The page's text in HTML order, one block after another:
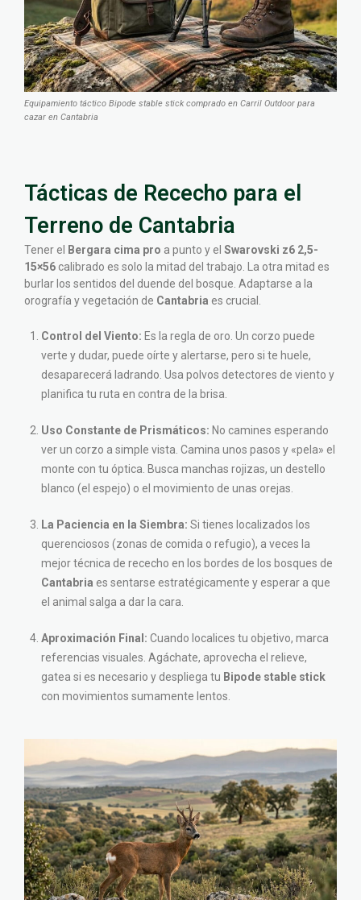
Equipamiento táctico Bipode stable stick comprado en Carril Outdoor para
cazar en Cantabria
Tácticas de Rececho para el
Terreno de Cantabria
Tener el Bergara cima pro a punto y el Swarovski z6 2,5-
15×56 calibrado es solo la mitad del trabajo. La otra mitad es
burlar los sentidos del duende del bosque. Adaptarse a la
orografía y vegetación de Cantabria es crucial.
Control del Viento: Es la regla de oro. Un corzo puede
verte y dudar, puede oírte y alertarse, pero si te huele,
desaparecerá ladrando. Usa polvos detectores de viento y
planifica tu ruta en contra de la brisa.
Uso Constante de Prismáticos: No camines esperando
ver un corzo a simple vista. Camina unos pasos y «pela» el
monte con tu óptica. Busca manchas rojizas, un destello
blanco (el espejo) o el movimiento de unas orejas.
La Paciencia en la Siembra: Si tienes localizados los
querenciosos (zonas de comida o refugio), a veces la
mejor técnica de rececho en los bordes de los bosques de
Cantabria es sentarse estratégicamente y esperar a que
el animal salga a dar la cara.
Aproximación Final: Cuando localices tu objetivo, marca
referencias visuales. Agáchate, aprovecha el relieve,
gatea si es necesario y despliega tu Bipode stable stick
con movimientos sumamente lentos.